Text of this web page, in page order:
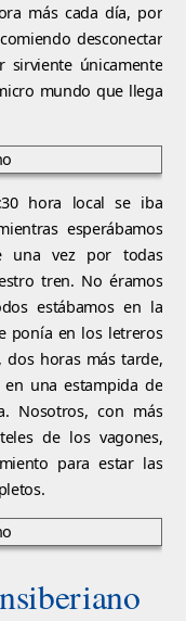
más cada día, por
desconectar
únicamente
mundo que llega
hora local se iba
esperábamos
una vez por todas
tren. No éramos
estábamos en la
ponía en los letreros
dos horas más tarde,
una estampida de
Nosotros, con más
de los vagones,
para estar las